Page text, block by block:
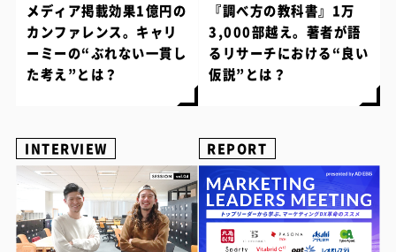
メディア掲載効果1億円の
カンファレンス。キャリ
ーミーの“ぶれない一貫し
た考え”とは？
『調べ方の教科書』1万
3,000部越え。著者が語
るリサーチにおける“良い
仮説”とは？
INTERVIEW REPORT